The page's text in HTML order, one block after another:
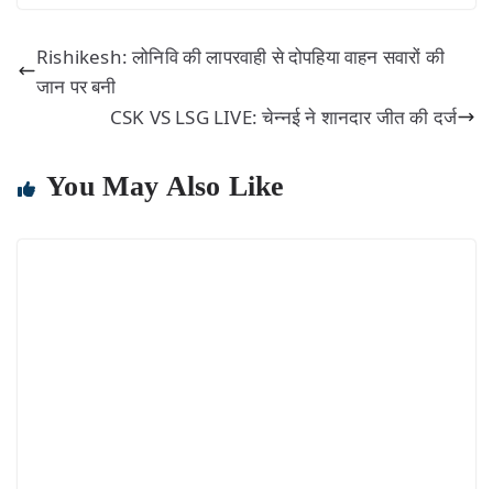
Rishikesh: लोनिवि की लापरवाही से दोपहिया वाहन सवारों की
जान पर बनी
CSK VS LSG LIVE: चेन्नई ने शानदार जीत की दर्ज
You May Also Like